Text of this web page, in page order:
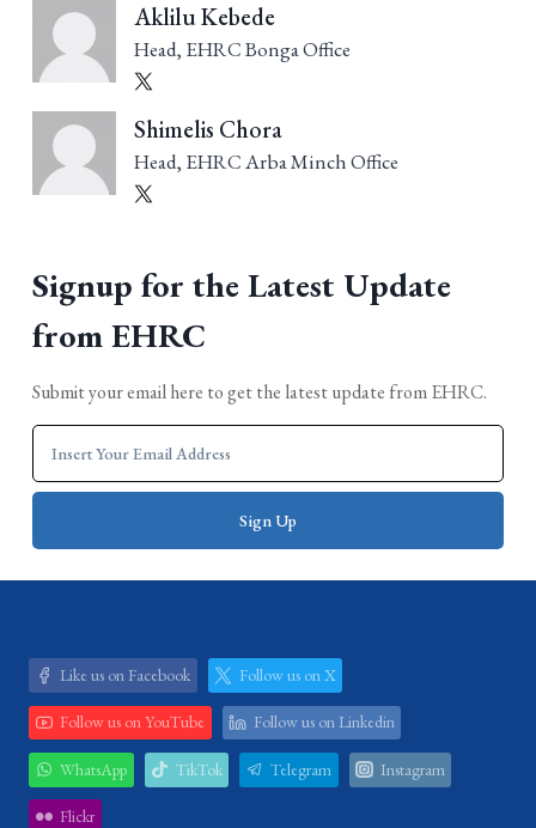
Aklilu Kebede
Head, EHRC Bonga Office
Shimelis Chora
Head, EHRC Arba Minch Office
Signup for the Latest Update
from EHRC
Submit your email here to get the latest update from EHRC.
Like us on Facebook Follow us on X
Follow us on YouTube Follow us on Linkedin
WhatsApp TikTok Telegram Instagram
Flickr